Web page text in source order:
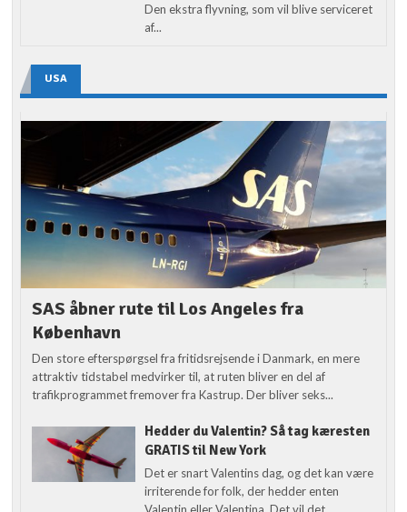
Den ekstra flyvning, som vil blive serviceret
af...
USA
SAS åbner rute til Los Angeles fra
København
Den store efterspørgsel fra fritidsrejsende i Danmark, en mere
attraktiv tidstabel medvirker til, at ruten bliver en del af
trafikprogrammet fremover fra Kastrup. Der bliver seks...
Hedder du Valentin? Så tag kæresten
GRATIS til New York
Det er snart Valentins dag, og det kan være
irriterende for folk, der hedder enten